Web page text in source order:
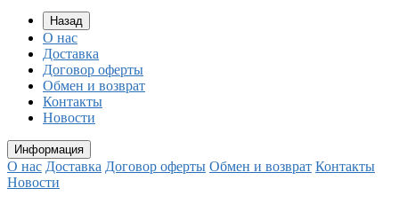
Назад
О нас
Доставка
Договор оферты
Обмен и возврат
Контакты
Новости
Информация
О нас Доставка Договор оферты Обмен и возврат Контакты
Новости